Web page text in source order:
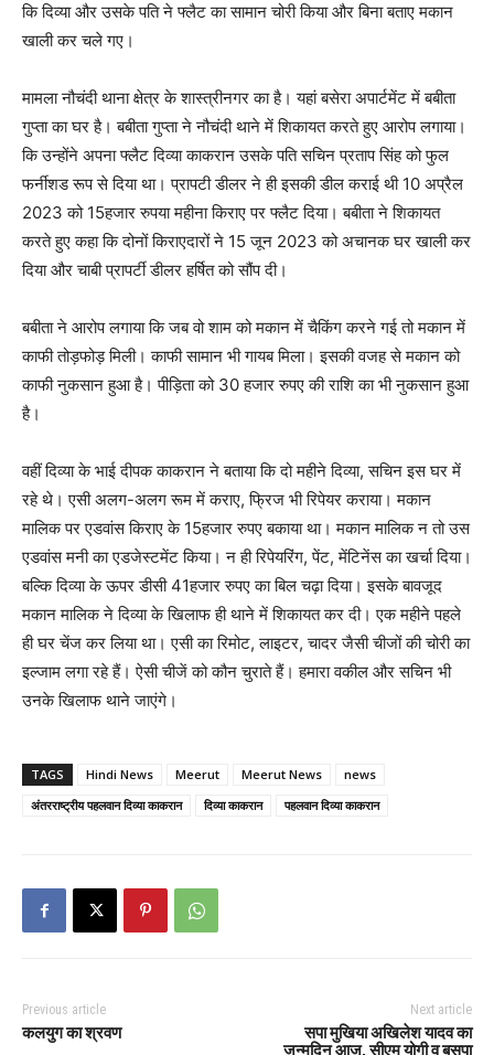
कि दिव्या और उसके पति ने फ्लैट का सामान चोरी किया और बिना बताए मकान
खाली कर चले गए।
मामला नौचंदी थाना क्षेत्र के शास्त्रीनगर का है। यहां बसेरा अपार्टमेंट में बबीता
गुप्ता का घर है। बबीता गुप्ता ने नौचंदी थाने में शिकायत करते हुए आरोप लगाया।
कि उन्होंने अपना फ्लैट दिव्या काकरान उसके पति सचिन प्रताप सिंह को फुल
फर्नीशड रूप से दिया था। प्रापटी डीलर ने ही इसकी डील कराई थी 10 अप्रैल
2023 को 15हजार रुपया महीना किराए पर फ्लैट दिया। बबीता ने शिकायत
करते हुए कहा कि दोनों किराएदारों ने 15 जून 2023 को अचानक घर खाली कर
दिया और चाबी प्रापर्टी डीलर हर्षित को सौंप दी।
बबीता ने आरोप लगाया कि जब वो शाम को मकान में चैकिंग करने गई तो मकान में
काफी तोड़फोड़ मिली। काफी सामान भी गायब मिला। इसकी वजह से मकान को
काफी नुकसान हुआ है। पीड़िता को 30 हजार रुपए की राशि का भी नुकसान हुआ
है।
वहीं दिव्या के भाई दीपक काकरान ने बताया कि दो महीने दिव्या, सचिन इस घर में
रहे थे। एसी अलग-अलग रूम में कराए, फ्रिज भी रिपेयर कराया। मकान
मालिक पर एडवांस किराए के 15हजार रुपए बकाया था। मकान मालिक न तो उस
एडवांस मनी का एडजेस्टमेंट किया। न ही रिपेयरिंग, पेंट, मेंटिनेंस का खर्चा दिया।
बल्कि दिव्या के ऊपर डीसी 41हजार रुपए का बिल चढ़ा दिया। इसके बावजूद
मकान मालिक ने दिव्या के खिलाफ ही थाने में शिकायत कर दी। एक महीने पहले
ही घर चेंज कर लिया था। एसी का रिमोट, लाइटर, चादर जैसी चीजों की चोरी का
इल्जाम लगा रहे हैं। ऐसी चीजें को कौन चुराते हैं। हमारा वकील और सचिन भी
उनके खिलाफ थाने जाएंगे।
TAGS Hindi News Meerut Meerut News
news
अंतरराष्ट्रीय पहलवान दिव्या काकरान
दिव्या काकरान पहलवान दिव्या काकरान
Previous article
कलयुग का श्रवण
Next article
सपा मुखिया अखिलेश यादव का
जन्मदिन आज, सीएम योगी व बसपा